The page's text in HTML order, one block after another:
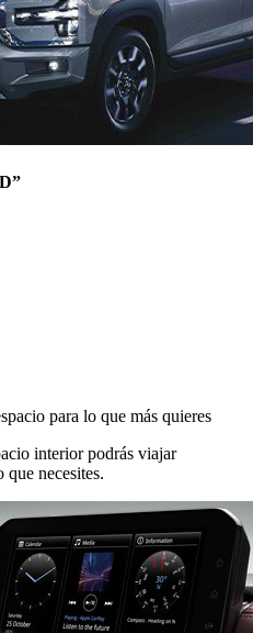
para lo que más quieres
interior podrás viajar
necesites.